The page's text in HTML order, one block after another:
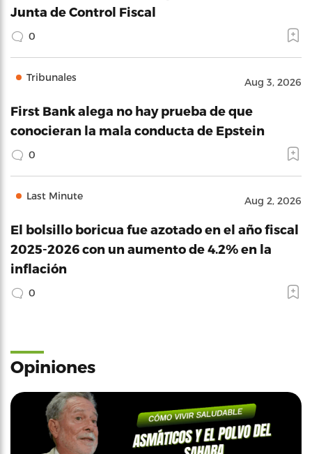
Junta de Control Fiscal
0
Tribunales Aug 3, 2026
First Bank alega no hay prueba de que
conocieran la mala conducta de Epstein
0
Last Minute Aug 2, 2026
El bolsillo boricua fue azotado en el año fiscal
2025-2026 con un aumento de 4.2% en la
inflación
0
Opiniones